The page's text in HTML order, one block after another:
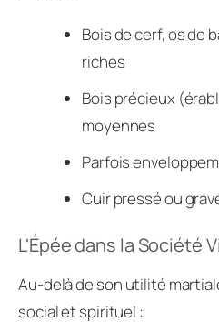
Bois de cerf, os de
riches
Bois précieux
moyennes
Parfois
Cuir pressé ou
L'Épée dans la Société
Au-delà de son utilité
social et spirituel :